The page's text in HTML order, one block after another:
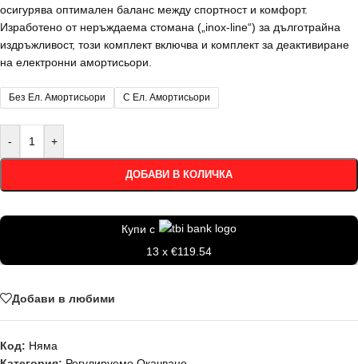
осигурява оптимален баланс между спортност и комфорт.
Изработено от неръждаема стомана („inox-line“) за дълготрайна
издръжливост, този комплект включва и комплект за деактивиране
на електронни амортисьори.
Без Ел. Амортисьори С Ел. Амортисьори
- +
ДОБАВИ В КОЛИЧКА
Купи с
13 x €119.54
Добави в любими
Код: Няма